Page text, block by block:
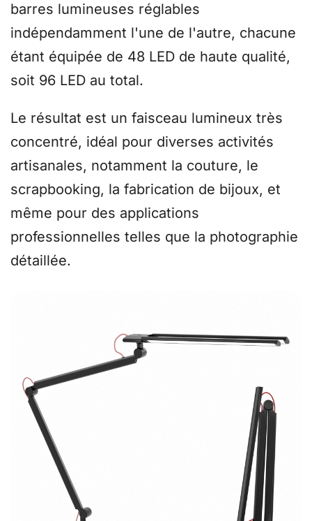
barres lumineuses réglables
indépendamment l'une de l'autre, chacune
étant équipée de 48 LED de haute qualité,
soit 96 LED au total.
Le résultat est un faisceau lumineux très
concentré, idéal pour diverses activités
artisanales, notamment la couture, le
scrapbooking, la fabrication de bijoux, et
même pour des applications
professionnelles telles que la photographie
détaillée.